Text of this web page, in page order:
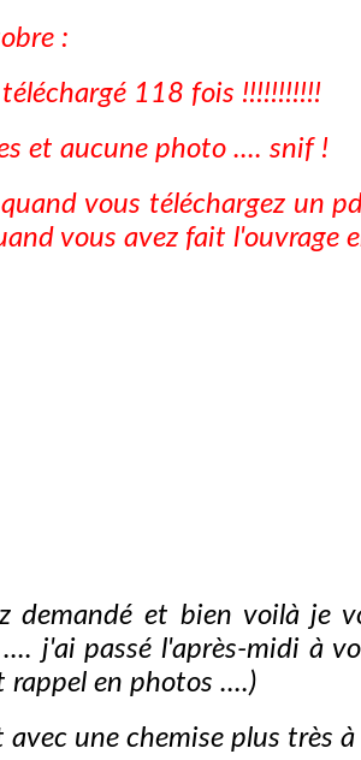
:
118 fois !!!!!!!!!!!
et aucune photo .... snif !
vous téléchargez un
vous avez fait l'ouvrage
demandé et bien voilà je
j'ai passé l'après-midi à
rappel en photos ....)
une chemise plus très à